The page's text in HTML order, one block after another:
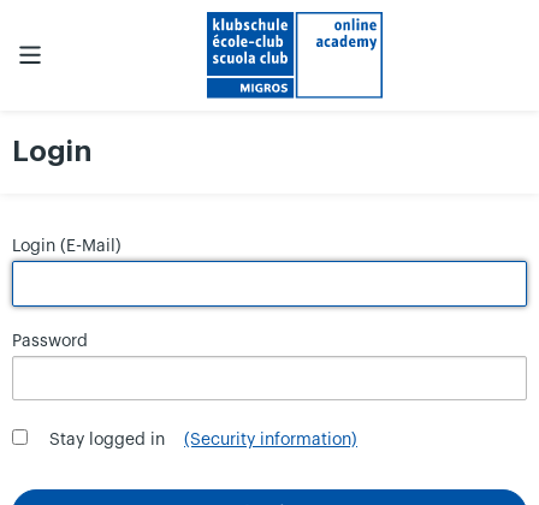
Login
Login (E-Mail)
Password
Stay logged in (Security information)